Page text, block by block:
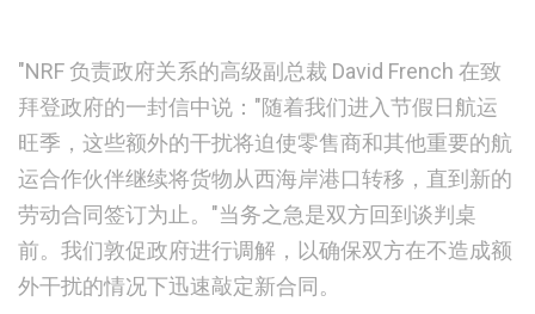
"NRF 负责政府关系的高级副总裁 David French 在致
拜登政府的一封信中说："随着我们进入节假日航运
旺季，这些额外的干扰将迫使零售商和其他重要的航
运合作伙伴继续将货物从西海岸港口转移，直到新的
劳动合同签订为止。"当务之急是双方回到谈判桌
前。我们敦促政府进行调解，以确保双方在不造成额
外干扰的情况下迅速敲定新合同。